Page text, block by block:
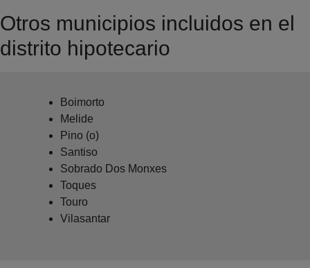
Otros municipios incluidos en el
distrito hipotecario
Boimorto
Melide
Pino (o)
Santiso
Sobrado Dos Monxes
Toques
Touro
Vilasantar